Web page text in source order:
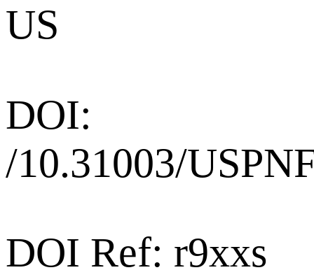
US
DOI:
/10.31003/
DOI Ref: r9xxs